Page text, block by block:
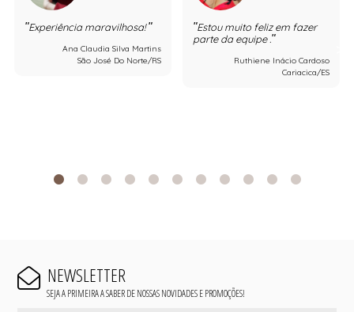
Experiência maravilhosa!
Ana Claudia Silva Martins
São José Do Norte/RS
Estou muito feliz em fazer
parte da equipe .
Ruthiene Inácio Cardoso
Cariacica/ES
NEWSLETTER
SEJA A PRIMEIRA A SABER DE NOSSAS NOVIDADES E PROMOÇÕES!